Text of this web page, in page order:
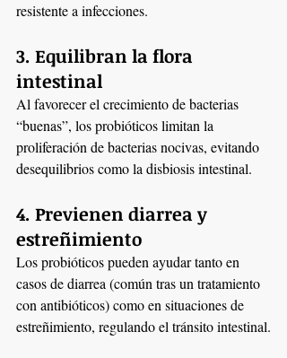
resistente a infecciones.
3. Equilibran la flora
intestinal
Al favorecer el crecimiento de bacterias
“buenas”, los probióticos limitan la
proliferación de bacterias nocivas, evitando
desequilibrios como la disbiosis intestinal.
4. Previenen diarrea y
estreñimiento
Los probióticos pueden ayudar tanto en
casos de diarrea (común tras un tratamiento
con antibióticos) como en situaciones de
estreñimiento, regulando el tránsito intestinal.